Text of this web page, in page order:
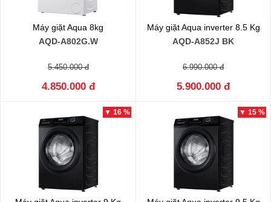
Máy giặt Aqua 8kg
AQD-A802G.W
5.450.000 đ
4.850.000 đ
Máy giặt Aqua inverter 8.5 Kg
AQD-A852J BK
6.990.000 đ
5.900.000 đ
▼ 16 % ▼ 15 %